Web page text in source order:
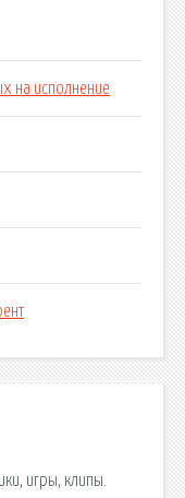
на исполнение
игры, клипы.